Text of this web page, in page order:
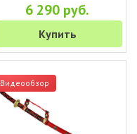
6 290 руб.
Купить
Видеообзор